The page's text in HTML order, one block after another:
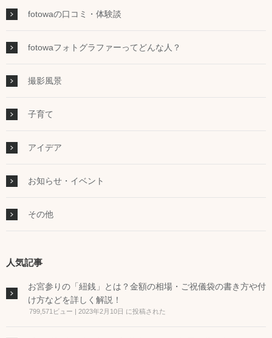
fotowaの口コミ・体験談
fotowaフォトグラファーってどんな人？
撮影風景
子育て
アイデア
お知らせ・イベント
その他
人気記事
お宮参りの「紐銭」とは？金額の相場・ご祝儀袋の書き方や付
け方などを詳しく解説！
799,571ビュー 2023年2月10日 に投稿された